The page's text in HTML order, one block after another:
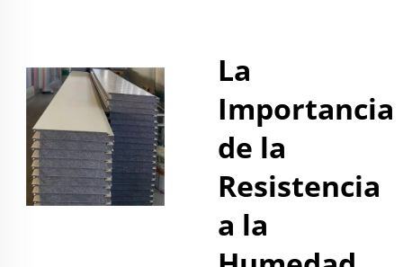
La
Importancia
de la
Resistencia
a la